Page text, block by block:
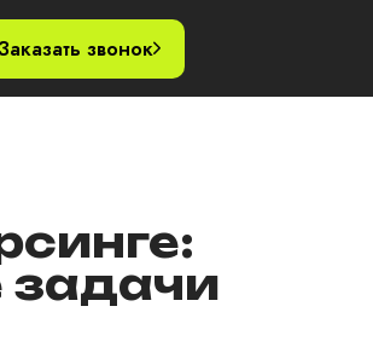
звонок
задачи